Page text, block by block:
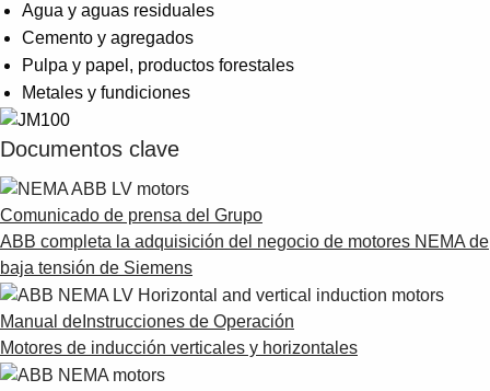
Agua y aguas residuales
Cemento y agregados
Pulpa y papel, productos forestales
Metales y fundiciones
Documentos clave
Comunicado de prensa del Grupo
ABB completa la adquisición del negocio de motores NEMA de
baja tensión de Siemens
Manual deInstrucciones de Operación
Motores de inducción verticales y horizontales